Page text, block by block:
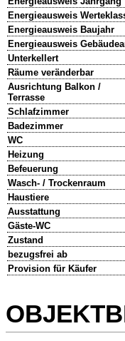
Energieausweis
Energieausweis Baujahr
Energieausweis
Unterkellert
Räume veränderbar
Ausrichtung Balkon /
Terrasse
Schlafzimmer
Badezimmer
WC
Heizung
Befeuerung
Wasch- / Trockenraum
Haustiere
Ausstattung
Gäste-WC
Zustand
bezugsfrei ab
Provision für Käufer